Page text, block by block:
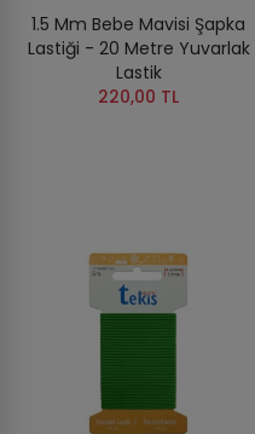
1.5 Mm Bebe Mavisi Şapka
Lastiği - 20 Metre Yuvarlak
Lastik
220,00 TL